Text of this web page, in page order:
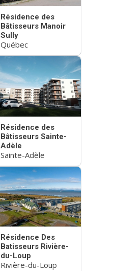
Résidence des
Bâtisseurs Manoir
Sully
Québec
Résidence des
Bâtisseurs Sainte-
Adèle
Sainte-Adèle
Résidence Des
Batisseurs Rivière-
du-Loup
Rivière-du-Loup